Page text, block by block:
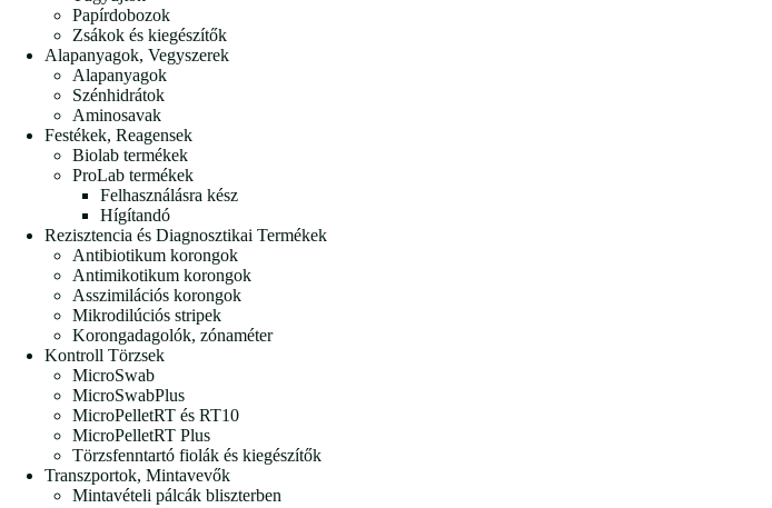
Papírdobozok
Zsákok és kiegészítők
Alapanyagok, Vegyszerek
Alapanyagok
Szénhidrátok
Aminosavak
Festékek, Reagensek
Biolab termékek
ProLab termékek
Felhasználásra kész
Hígítandó
Rezisztencia és Diagnosztikai Termékek
Antibiotikum korongok
Antimikotikum korongok
Asszimilációs korongok
Mikrodilúciós stripek
Korongadagolók, zónaméter
Kontroll Törzsek
MicroSwab
MicroSwabPlus
MicroPelletRT és RT10
MicroPelletRT Plus
Törzsfenntartó fiolák és kiegészítők
Transzportok, Mintavevők
Mintavételi pálcák bliszterben